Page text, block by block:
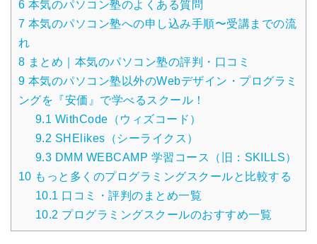
6 本気のパソコン塾のよくある質問
7 本気のパソコン塾への申し込み手順〜受講までの流
れ
8 まとめ｜本気のパソコン塾の評判・口コミ
9 本気のパソコン塾以外のWebデザイン・プログラミ
ングを『安価』で学べるスクール！
9.1 WithCode（ウィズコード）
9.2 SHElikes（シーライクス）
9.3 DMM WEBCAMP 学習コース（旧：SKILLS）
10 もっと多くのプログラミングスクールと比較する
10.1 口コミ・評判のまとめ一覧
10.2 プログラミングスクールのおすすめ一覧